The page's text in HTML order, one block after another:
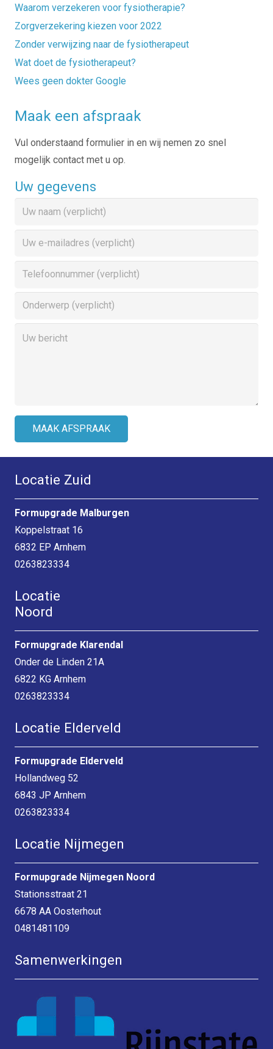
Waarom verzekeren voor fysiotherapie?
Zorgverzekering kiezen voor 2022
Zonder verwijzing naar de fysiotherapeut
Wat doet de fysiotherapeut?
Wees geen dokter Google
Maak een afspraak
Vul onderstaand formulier in en wij nemen zo snel
mogelijk contact met u op.
Uw gegevens
Locatie Zuid
Formupgrade Malburgen
Koppelstraat 16
6832 EP Arnhem
0263823334
Locatie
Noord
Formupgrade Klarendal
Onder de Linden 21A
6822 KG Arnhem
0263823334
Locatie Elderveld
Formupgrade Elderveld
Hollandweg 52
6843 JP Arnhem
0263823334
Locatie Nijmegen
Formupgrade Nijmegen Noord
Stationsstraat 21
6678 AA Oosterhout
0481481109
Samenwerkingen